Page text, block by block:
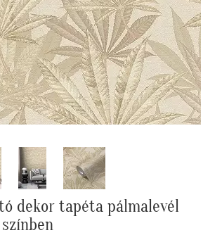
dekor tapéta pálmalevél